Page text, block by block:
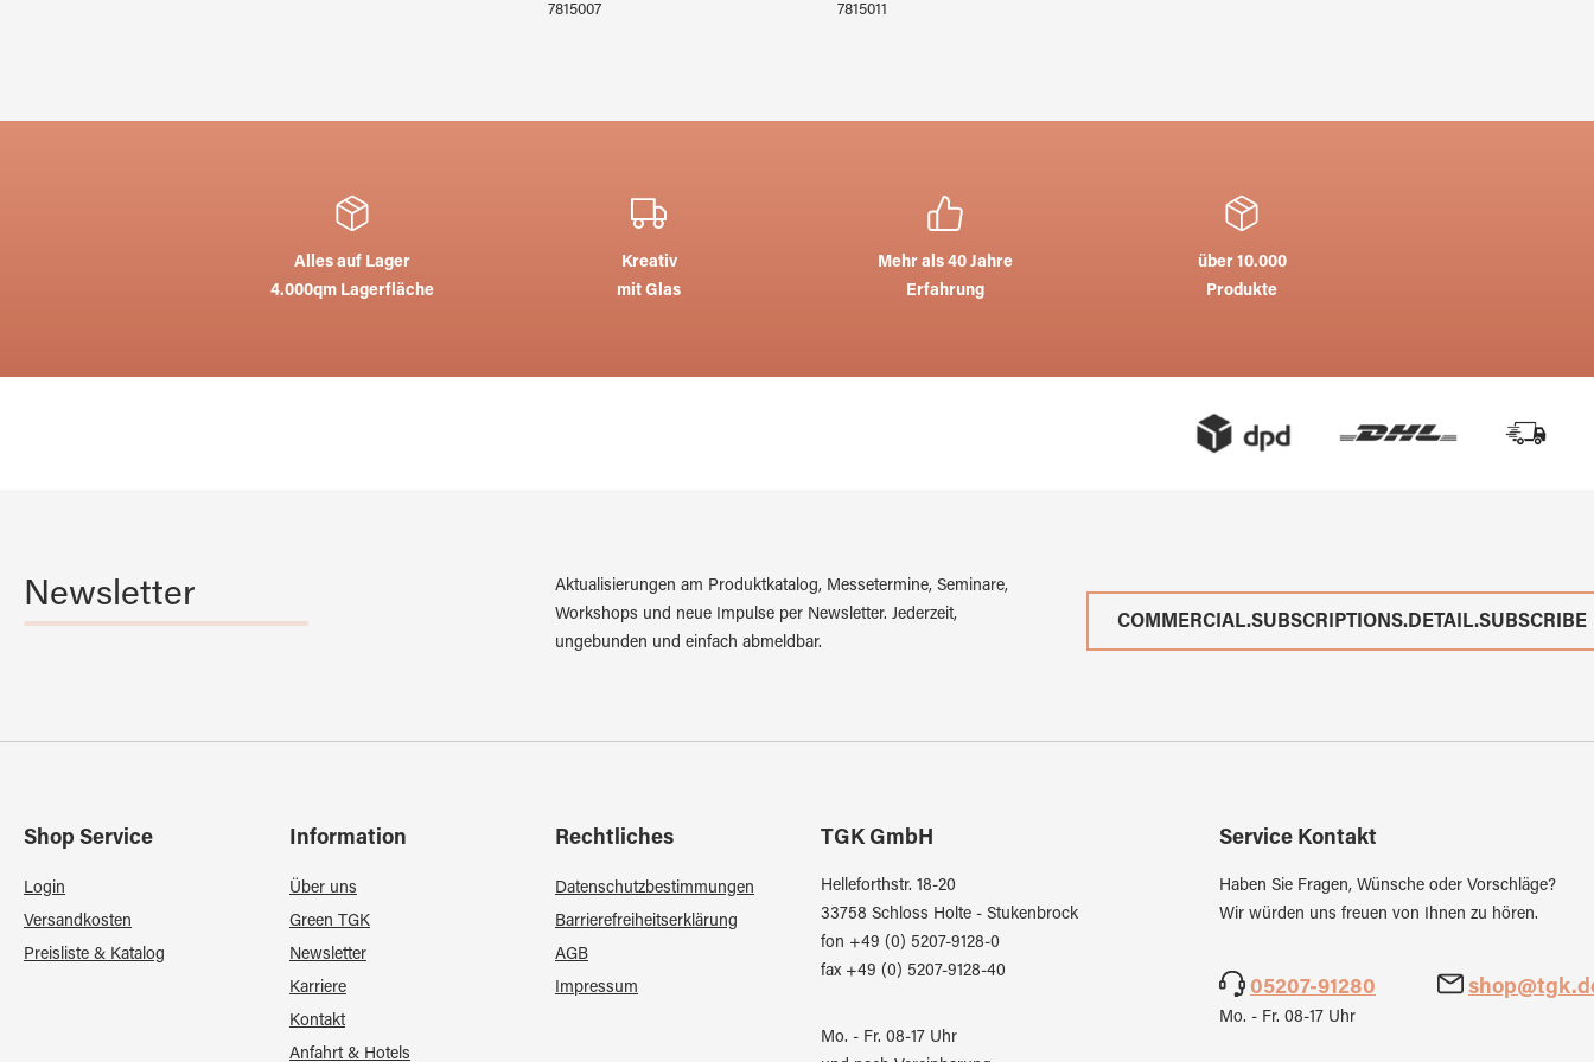
7815007 7815011
Alles auf Lager
4.000qm Lagerfläche
Kreativ
mit Glas
Mehr als 40 Jahre
Erfahrung
über 10.000
Produkte
Newsletter
Aktualisierungen am Produktkatalog, Messetermine, Seminare,
Workshops und neue Impulse per Newsletter. Jederzeit,
ungebunden und einfach abmeldbar.
COMMERCIAL.SUBSCRIPTIONS.DETAIL.SUBSCRIBE
Shop Service
Login
Versandkosten
Preisliste & Katalog
Information
Über uns
Green TGK
Newsletter
Karriere
Kontakt
Anfahrt & Hotels
Rechtliches
Datenschutzbestimmungen
Barrierefreiheitserklärung
AGB
Impressum
TGK GmbH
Helleforthstr. 18-20
33758 Schloss Holte - Stukenbrock
fon +49 (0) 5207-9128-0
fax +49 (0) 5207-9128-40
Mo. - Fr. 08-17 Uhr
Service Kontakt
Haben Sie Fragen, Wünsche oder Vorschläge?
Wir würden uns freuen von Ihnen zu hören.
05207-91280
Mo. - Fr. 08-17 Uhr